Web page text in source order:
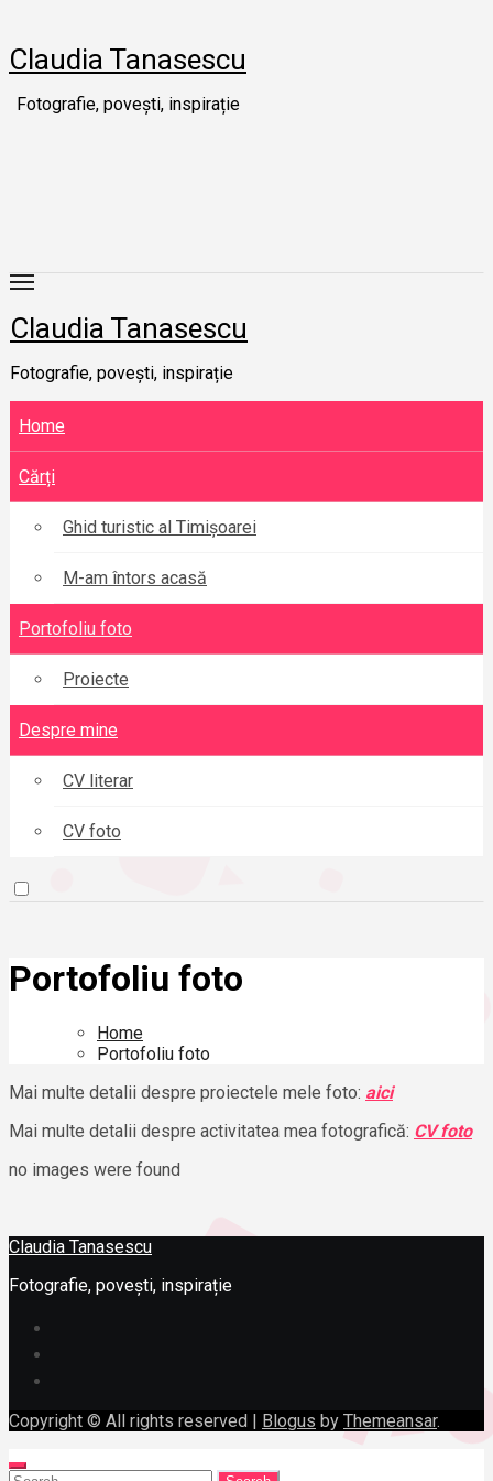
content
Claudia Tanasescu
Fotografie, povești, inspirație
Claudia Tanasescu
Fotografie, povești, inspirație
Home
Cărți
Ghid turistic al Timișoarei
M-am întors acasă
Portofoliu foto
Proiecte
Despre mine
CV literar
CV foto
Portofoliu foto
Home
Portofoliu foto
Mai multe detalii despre proiectele mele foto: aici
Mai multe detalii despre activitatea mea fotografică: CV foto
no images were found
Claudia Tanasescu
Fotografie, povești, inspirație
Copyright © All rights reserved Blogus by Themeansar.